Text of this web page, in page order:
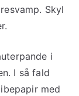
Skyl
i
I så fald
med